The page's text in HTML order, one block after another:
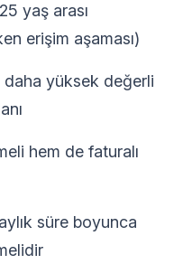
yaş arası
erişim aşaması)
daha yüksek değerli
hem de faturalı
süre boyunca